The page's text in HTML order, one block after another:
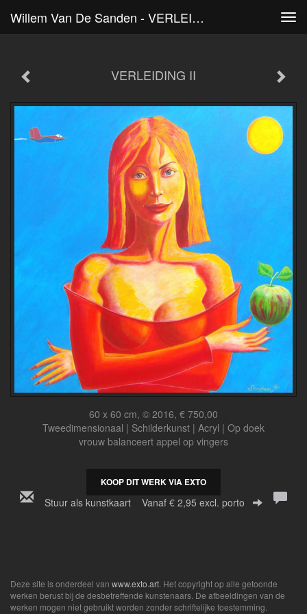
Willem Van De Sanden - VERLEIDING II
VERLEIDING II
60 x 60 cm, © 2016, € 750,00
Tweedimensionaal | Schilderkunst | Acryl | Op doek
vrouw balanceert appel op vingers
KOOP DIT WERK VIA EXTO
Stuur als kunstkaart Vanaf € 2,95 excl. porto
Deze site is onderdeel van www.exto.art . Het copyright op alle getoonde
werken berust bij de desbetreffende kunstenaars. De afbeeldingen van de
werken mogen niet gebruikt worden zonder schriftelijke toestemming.